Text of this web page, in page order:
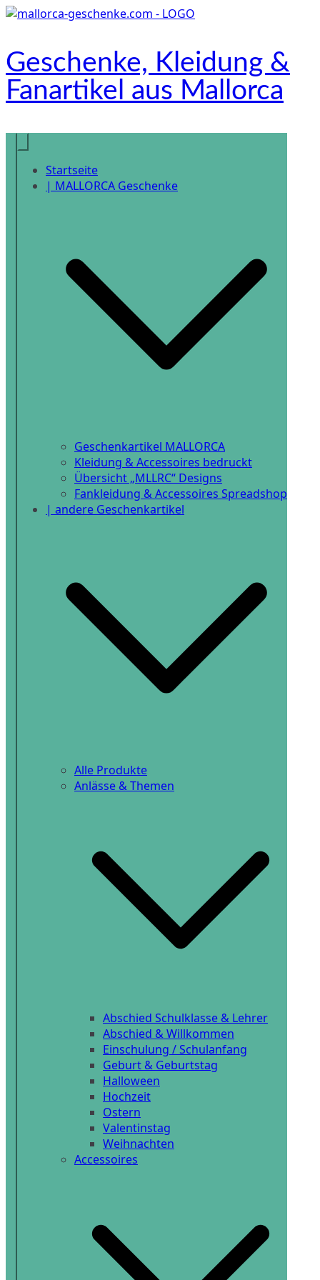
Zum
Geschenke, Kleidung &
Fanartikel aus Mallorca
Onlineshop
Startseite
| MALLORCA Geschenke
Geschenkartikel MALLORCA
Kleidung & Accessoires bedruckt
Übersicht „MLLRC“ Designs
Fankleidung & Accessoires Spreadshop
| andere Geschenkartikel
Alle Produkte
Anlässe & Themen
Abschied Schulklasse & Lehrer
Abschied & Willkommen
Einschulung / Schulanfang
Geburt & Geburtstag
Halloween
Hochzeit
Ostern
Valentinstag
Weihnachten
Accessoires